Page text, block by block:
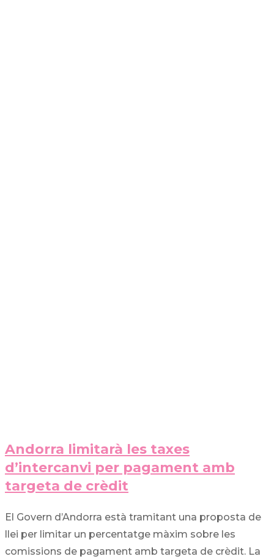
Andorra limitarà les taxes
d’intercanvi per pagament amb
targeta de crèdit
El Govern d’Andorra està tramitant una proposta de
llei per limitar un percentatge màxim sobre les
comissions de pagament amb targeta de crèdit. La